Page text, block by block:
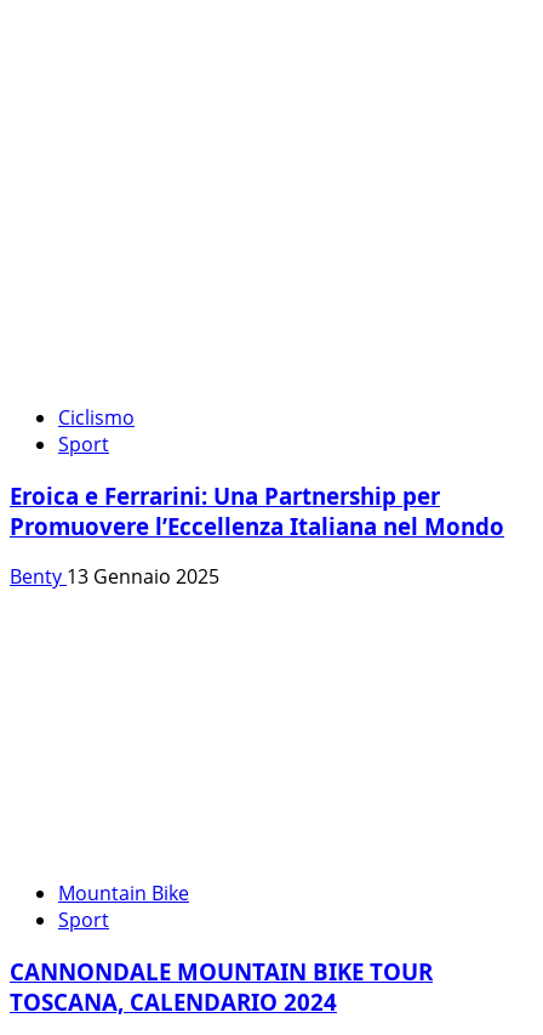
Ciclismo
Sport
Eroica e Ferrarini: Una Partnership per
Promuovere l’Eccellenza Italiana nel Mondo
Benty 13 Gennaio 2025
Mountain Bike
Sport
CANNONDALE MOUNTAIN BIKE TOUR
TOSCANA, CALENDARIO 2024